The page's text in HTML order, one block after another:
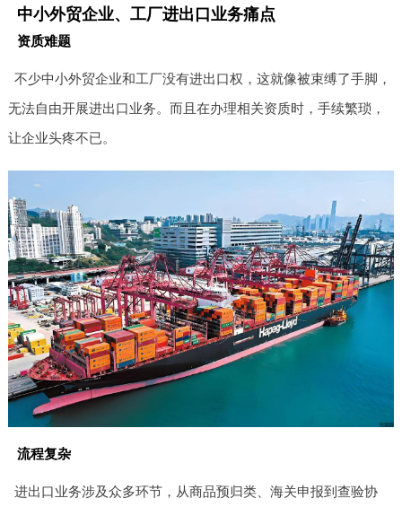
中小外贸企业、工厂进出口业务痛点
资质难题
不少中小外贸企业和工厂没有进出口权，这就像被束缚了手脚，
无法自由开展进出口业务。而且在办理相关资质时，手续繁琐，
让企业头疼不已。
流程复杂
进出口业务涉及众多环节，从商品预归类、海关申报到查验协